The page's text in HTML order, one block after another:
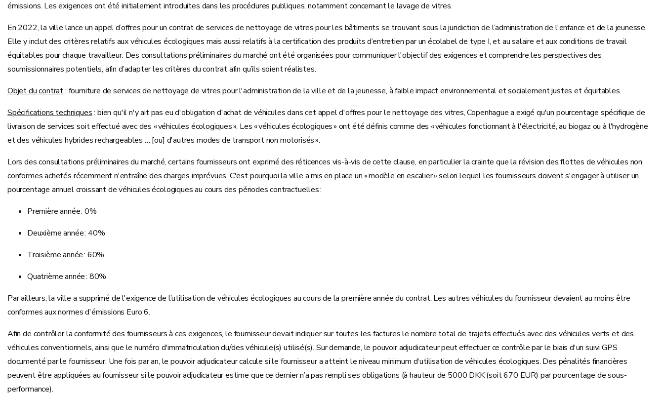
émissions. Les exigences ont été initialement introduites dans les procédures publiques, notamment concernant le lavage de vitres.
En 2022, la ville lance un appel d’offres pour un contrat de services de nettoyage de vitres pour les bâtiments se trouvant sous la juridiction de l’administration de l'enfance et de la jeunesse.
Elle y inclut des critères relatifs aux véhicules écologiques mais aussi relatifs à la certification des produits d’entretien par un écolabel de type I, et au salaire et aux conditions de travail
équitables pour chaque travailleur. Des consultations préliminaires du marché ont été organisées pour communiquer l'objectif des exigences et comprendre les perspectives des
soumissionnaires potentiels, afin d’adapter les critères du contrat afin qu’ils soient réalistes.
Objet du contrat: fourniture de services de nettoyage de vitres pour l'administration de la ville et de la jeunesse, à faible impact environnemental et socialement justes et équitables.
Spécifications techniques: bien qu'il n'y ait pas eu d'obligation d'achat de véhicules dans cet appel d'offres pour le nettoyage des vitres, Copenhague a exigé qu'un pourcentage spécifique de
livraison de services soit effectué avec des « véhicules écologiques ». Les « véhicules écologiques » ont été définis comme des « véhicules fonctionnant à l'électricité, au biogaz ou à l'hydrogène
et des véhicules hybrides rechargeables … [ou] d'autres modes de transport non motorisés ».
Lors des consultations préliminaires du marché, certains fournisseurs ont exprimé des réticences vis-à-vis de cette clause, en particulier la crainte que la révision des flottes de véhicules non
conformes achetés récemment n'entraîne des charges imprévues. C'est pourquoi la ville a mis en place un « modèle en escalier » selon lequel les fournisseurs doivent s'engager à utiliser un
pourcentage annuel croissant de véhicules écologiques au cours des périodes contractuelles :
Première année : 0%
Deuxième année : 40%
Troisième année : 60%
Quatrième année : 80%
Par ailleurs, la ville a supprimé de l'exigence de l’utilisation de véhicules écologiques au cours de la première année du contrat. Les autres véhicules du fournisseur devaient au moins être
conformes aux normes d'émissions Euro 6.
Afin de contrôler la conformité des fournisseurs à ces exigences, le fournisseur devait indiquer sur toutes les factures le nombre total de trajets effectués avec des véhicules verts et des
véhicules conventionnels, ainsi que le numéro d'immatriculation du/des véhicule(s) utilisé(s). Sur demande, le pouvoir adjudicateur peut effectuer ce contrôle par le biais d'un suivi GPS
documenté par le fournisseur. Une fois par an, le pouvoir adjudicateur calcule si le fournisseur a atteint le niveau minimum d'utilisation de véhicules écologiques. Des pénalités financières
peuvent être appliquées au fournisseur si le pouvoir adjudicateur estime que ce dernier n’a pas rempli ses obligations (à hauteur de 5000 DKK (soit 670 EUR) par pourcentage de sous-
performance).